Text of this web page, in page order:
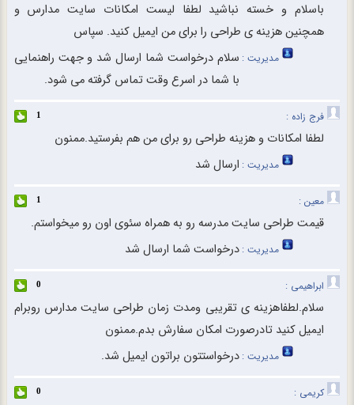
باسلام و خسته نباشید لطفا لیست امکانات سایت مدارس و
همچنین هزینه ی طراحی را برای من ایمیل کنید. سپاس
مدیریت : سلام درخواست شما ارسال شد و جهت راهنمایی
با شما در اسرع وقت تماس گرفته می شود.
فرج زاده : 1
لطفا امکانات و هزینه طراحی رو برای من هم بفرستید.ممنون
مدیریت : ارسال شد
معین : 1
قیمت طراحی سایت مدرسه رو به همراه سئوی اون رو میخواستم.
مدیریت : درخواست شما ارسال شد
ابراهیمی : 0
سلام.لطفاهزینه ی تقریبی ومدت زمان طراحی سایت مدارس روبرام
ایمیل کنید تادرصورت امکان سفارش بدم.ممنون
مدیریت : درخواستتون براتون ایمیل شد.
کریمی : 0